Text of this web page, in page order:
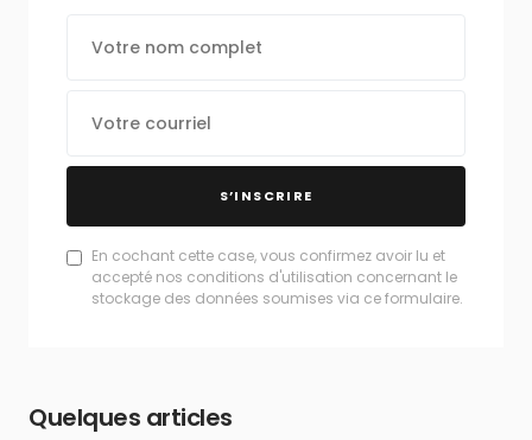
S’INSCRIRE
En cochant cette case, vous confirmez avoir lu et
accepté nos conditions d'utilisation concernant le
stockage des données soumises via ce formulaire.
Quelques articles